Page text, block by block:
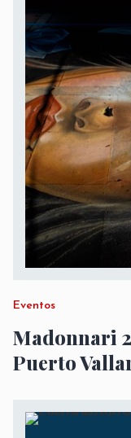
Eventos
Madonnari
Puerto